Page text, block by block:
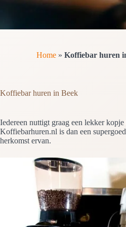
Home» Koffiebar huren
Koffiebar huren in Beek
Iedereen nuttigt graag een lekker
Koffiebarhuren.nl is dan een
herkomst ervan.